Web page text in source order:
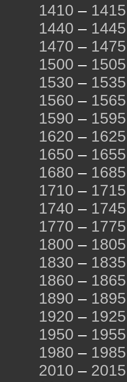
1410 – 1415
1440 – 1445
1470 – 1475
1500 – 1505
1530 – 1535
1560 – 1565
1590 – 1595
1620 – 1625
1650 – 1655
1680 – 1685
1710 – 1715
1740 – 1745
1770 – 1775
1800 – 1805
1830 – 1835
1860 – 1865
1890 – 1895
1920 – 1925
1950 – 1955
1980 – 1985
2010 – 2015